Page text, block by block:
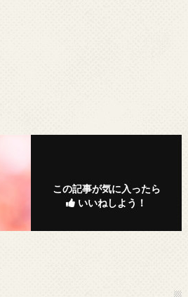
この記事が気に入ったら
いいねしよう！